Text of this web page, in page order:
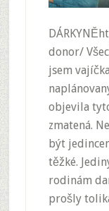
donor/
jsem
objevila
zmatená.
být
těžké.
rodinám
prošly